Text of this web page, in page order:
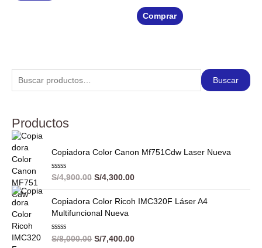
de
5
Comprar
Buscar
Productos
Copiadora Color Canon Mf751Cdw Laser Nueva
V
l
o
a
d
o
c
S/4,900.00 S/4,300.00
Copiadora Color Ricoh IMC320F Láser A4
Multifuncional Nueva
V
S/8,000.00 S/7,400.00